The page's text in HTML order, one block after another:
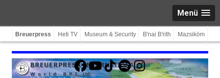
Menü
Breuerpress Heti TV Museum & Security B'nai B'rith Mazsiköm
Facebook
YouTube
TikTokSpotifyInstagram